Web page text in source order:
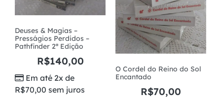
Deuses & Magias –
Presságios Perdidos –
Pathfinder 2ª Edição
R$140,00
Em até 2x de
R$70,00 sem juros
O Cordel do Reino do Sol
Encantado
R$70,00